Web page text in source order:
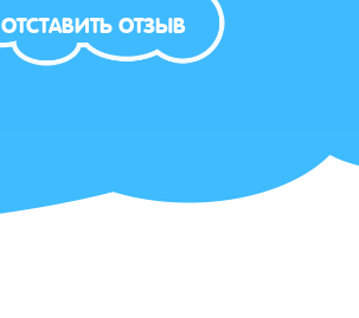
ОТСТАВИТЬ ОТЗЫВ